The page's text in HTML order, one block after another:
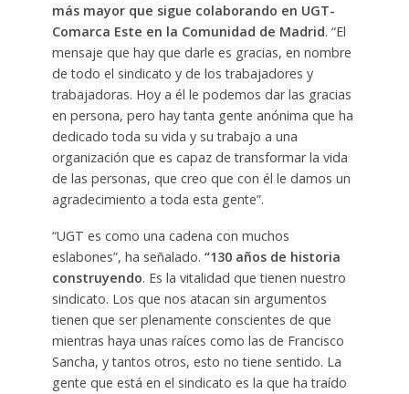
más mayor que sigue colaborando en UGT-
Comarca Este en la Comunidad de Madrid. “El
mensaje que hay que darle es gracias, en nombre
de todo el sindicato y de los trabajadores y
trabajadoras. Hoy a él le podemos dar las gracias
en persona, pero hay tanta gente anónima que ha
dedicado toda su vida y su trabajo a una
organización que es capaz de transformar la vida
de las personas, que creo que con él le damos un
agradecimiento a toda esta gente”.
“UGT es como una cadena con muchos
eslabones”, ha señalado. “130 años de historia
construyendo. Es la vitalidad que tienen nuestro
sindicato. Los que nos atacan sin argumentos
tienen que ser plenamente conscientes de que
mientras haya unas raíces como las de Francisco
Sancha, y tantos otros, esto no tiene sentido. La
gente que está en el sindicato es la que ha traído